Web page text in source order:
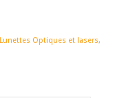
Lunettes Optiques et lasers,